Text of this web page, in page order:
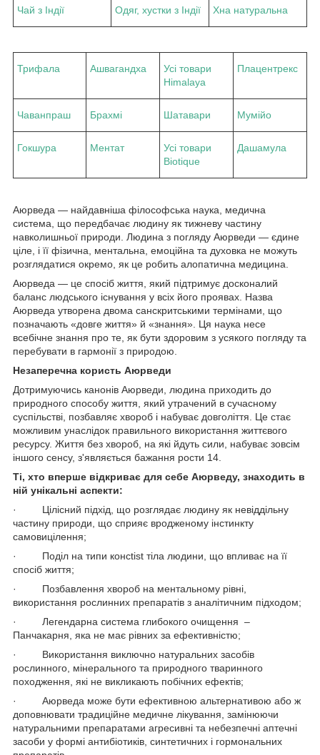
Чай з Індії Одяг, хустки з Індії Хна натуральна
Трифала Ашвагандха
Усі товари
Himalaya
Плацентрекс
Чаванпраш Брахмі Шатавари Мумійо
Гокшура Ментат
Усі товари
Biotique
Дашамула
Аюрведа — найдавніша філософська наука, медична
система, що передбачає людину як тижневу частину
навколишньої природи. Людина з погляду Аюрведи — єдине
ціле, і її фізична, ментальна, емоційна та духовка не можуть
розглядатися окремо, як це робить алопатична медицина.
Аюрведа — це спосіб життя, який підтримує досконалий
баланс людського існування у всіх його проявах. Назва
Аюрведа утворена двома санскритськими термінами, що
позначають «довге життя» й «знання». Ця наука несе
всебічне знання про те, як бути здоровим з усякого погляду та
перебувати в гармонії з природою.
Незаперечна користь Аюрведи
Дотримуючись канонів Аюрведи, людина приходить до
природного способу життя, який утрачений в сучасному
суспільстві, позбавляє хвороб і набуває довголіття. Це стає
можливим унаслідок правильного використання життєвого
ресурсу. Життя без хвороб, на які йдуть сили, набуває зовсім
іншого сенсу, з'являється бажання рости 14.
Ті, хто вперше відкриває для себе Аюрведу, знаходить в
ній унікальні аспекти:
· Цілісний підхід, що розглядає людину як невіддільну
частину природи, що сприяє вродженому інстинкту
самовицілення;
· Поділ на типи консtist тіла людини, що впливає на її
спосіб життя;
· Позбавлення хвороб на ментальному рівні,
використання рослинних препаратів з аналітичним підходом;
· Легендарна система глибокого очищення –
Панчакарня, яка не має рівних за ефективністю;
· Використання виключно натуральних засобів
рослинного, мінерального та природного тваринного
походження, які не викликають побічних ефектів;
· Аюрведа може бути ефективною альтернативою або ж
доповнювати традиційне медичне лікування, замінюючи
натуральними препаратами агресивні та небезпечні аптечні
засоби у формі антибіотиків, синтетичних і гормональних